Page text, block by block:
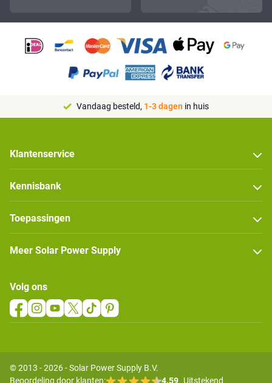
Vandaag besteld, 1-3 dagen in huis
Klantenservice
Kennisbank
Toepassingen
Meer Solar Power Supply
Volg ons
© 2013 - 2026 - Solar Power Supply B.V.
Beoordeling door klanten:
4.59 Uitstekend